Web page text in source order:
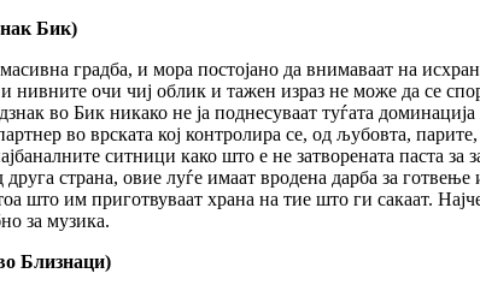
Бик)
градба, и мора постојано да внимаваат на
нивните очи чиј облик и тажен израз не може да се
во Бик никако не ја поднесуваат туѓата
во врската кој контролира се, од љубовта,
ситници како што е не затворената паста за
страна, овие луѓе имаат вродена дарба за готвење
што им приготвуваат храна на тие што ги сакаат.
за музика.
Близнаци)